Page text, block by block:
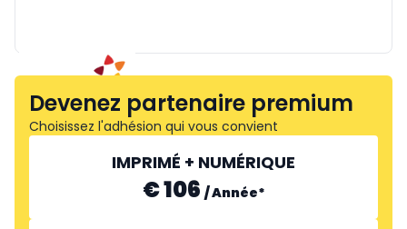
Devenez partenaire premium
Choisissez l'adhésion qui vous convient
IMPRIMÉ + NUMÉRIQUE
€ 106 /Année*